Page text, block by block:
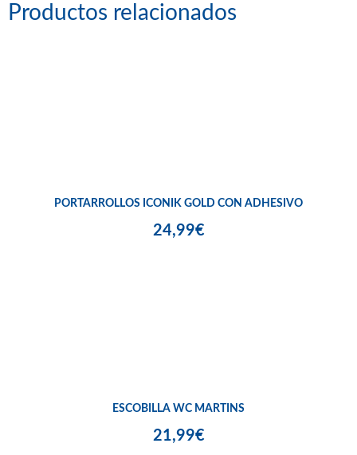
Productos relacionados
PORTARROLLOS ICONIK GOLD CON ADHESIVO
24,99€
ESCOBILLA WC MARTINS
21,99€